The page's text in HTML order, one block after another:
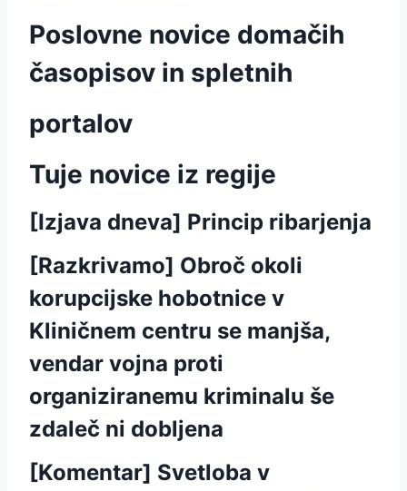
Poslovne novice domačih
časopisov in spletnih
portalov
Tuje novice iz regije
[Izjava dneva] Princip ribarjenja
[Razkrivamo] Obroč okoli
korupcijske hobotnice v
Kliničnem centru se manjša,
vendar vojna proti
organiziranemu kriminalu še
zdaleč ni dobljena
[Komentar] Svetloba v